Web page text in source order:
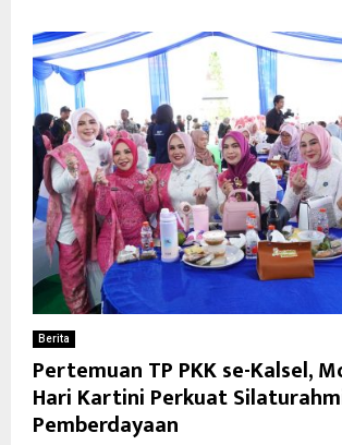
Berita
Pertemuan TP PKK se-Kalsel,
Hari Kartini Perkuat
Pemberdayaan